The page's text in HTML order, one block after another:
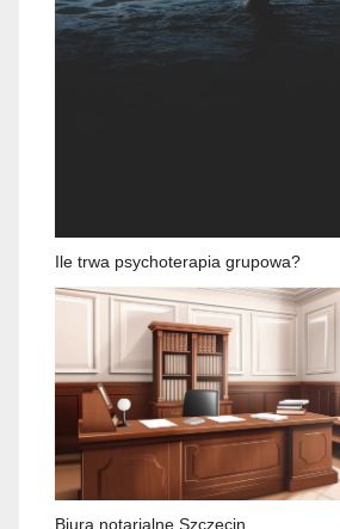
Ile trwa psychoterapia grupowa?
Biura notarialne Szczecin